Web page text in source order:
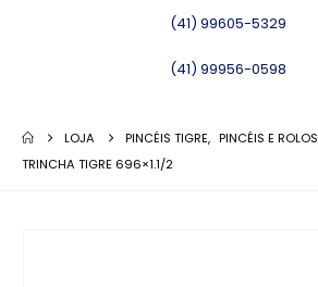
(41) 99605-5329
(41) 99956-0598
LOJA PINCÉIS TIGRE, PINCÉIS E ROLOS
TRINCHA TIGRE 696×1.1/2